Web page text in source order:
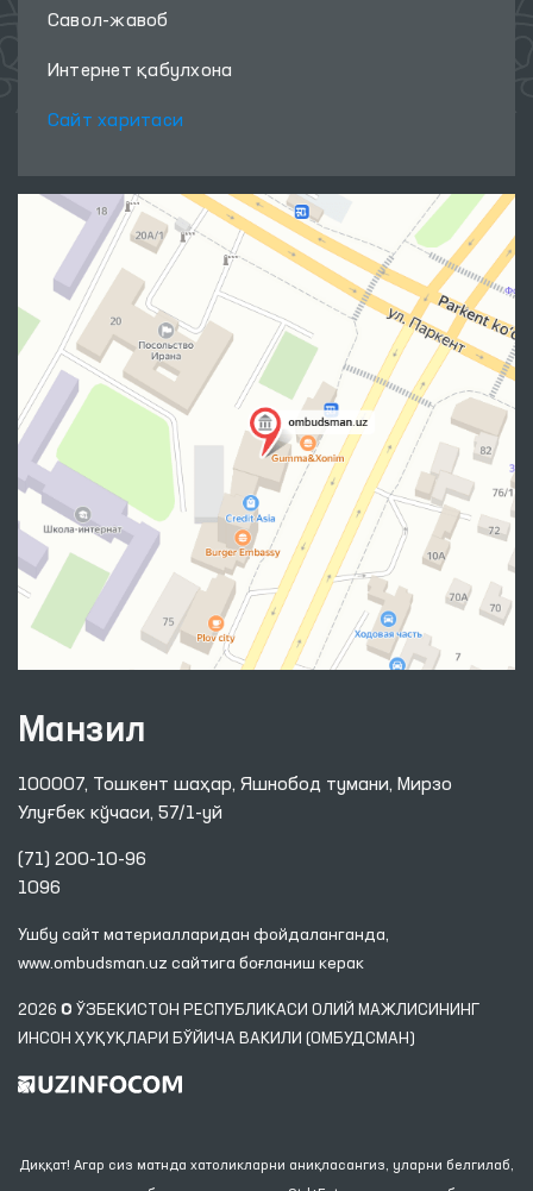
Савол-жавоб
Интернет қабулхона
Сайт харитаси
Манзил
100007, Тошкент шаҳар, Яшнобод тумани, Мирзо
Улуғбек кўчаси, 57/1-уй
(71) 200-10-96
1096
Ушбу сайт материалларидан фойдаланганда,
www.ombudsman.uz сайтига боғланиш керак
2026 © ЎЗБЕКИСТОН РЕСПУБЛИКАСИ ОЛИЙ МАЖЛИСИНИНГ
ИНСОН ҲУҚУҚЛАРИ БЎЙИЧА ВАКИЛИ (ОМБУДСМАН)
Диққат! Агар сиз матнда хатоликларни аниқласангиз, уларни белгилаб,